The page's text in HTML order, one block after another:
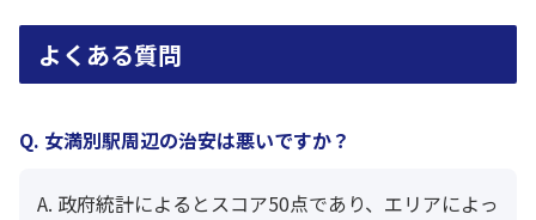
よくある質問
Q. 女満別駅周辺の治安は悪いですか？
A. 政府統計によるとスコア50点であり、エリアによっ